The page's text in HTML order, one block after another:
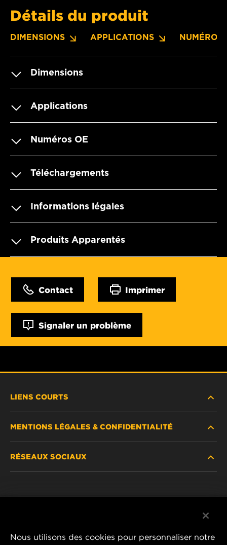
Détails du produit
DIMENSIONS APPLICATIONS NUMÉROS
Dimensions
Applications
Numéros OE
Téléchargements
Informations légales
Produits Apparentés
Contact Imprimer
Signaler un problème
LIENS COURTS
OÙ ACHETER
MENTIONS LÉGALES & CONFIDENTIALITÉ
RÉSEAUX SOCIAUX
Nous utilisons des cookies pour personnaliser notre